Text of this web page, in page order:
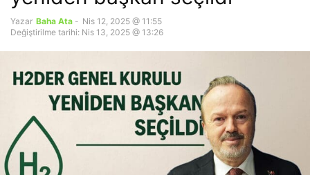
Yazar Baha Ata - Nis 12, 2025 @ 11:55
Değiştirilme tarihi: Nis 13, 2025 @ 13:26